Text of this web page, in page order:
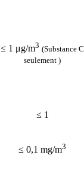
≤ 1 μg/m3 (Substance C
seulement )
≤ 1
≤ 0,1 mg/m3